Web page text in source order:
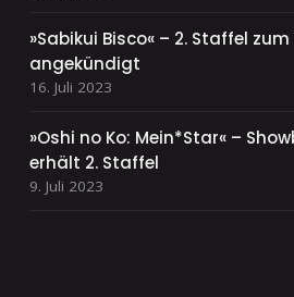
»Sabikui Bisco« – 2. Staffel
angekündigt
16. Juli 2023
»Oshi no Ko: Mein*Star« –
erhält 2. Staffel
9. Juli 2023